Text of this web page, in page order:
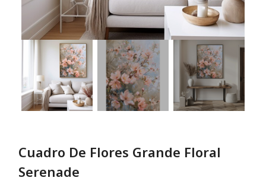
Cuadro De Flores Grande Floral
Serenade